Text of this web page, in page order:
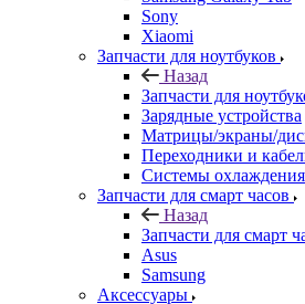
Sony
Xiaomi
Запчасти для ноутбуков
Назад
Запчасти для
Зарядные устройства
Матрицы/экраны/
Переходники и
Системы охлаждения
Запчасти для смарт часов
Назад
Запчасти для смарт
Asus
Samsung
Аксессуары